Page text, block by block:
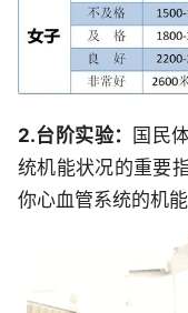
2.台阶实验：
国民
统机能状况的重要
你心血管系统的机能